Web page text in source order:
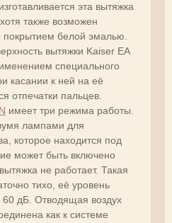
эта вытяжка
также возможен
покрытием белой эмалью.
вытяжки Kaiser EA
специального
касании к ней на её
отпечатки пальцев.
имеет три режима работы.
лампами для
которое находится под
может быть включено
не работает. Такая
тихо, её уровень
60 дБ. Отводящая воздух
как к системе